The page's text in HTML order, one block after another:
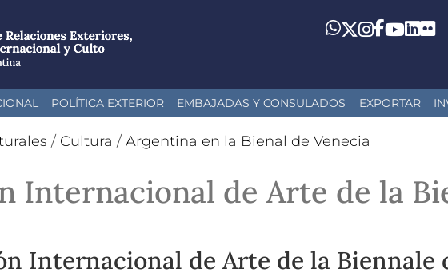
Whatsapp
Twitter
Instagram
Facebook
POLÍTICA EXTERIOR EMBAJADAS Y CONSULADOS EXPORTAR
/ Cultura / Argentina en la Bienal de Venecia
Internacional de Arte de la
Internacional de Arte de la Biennale